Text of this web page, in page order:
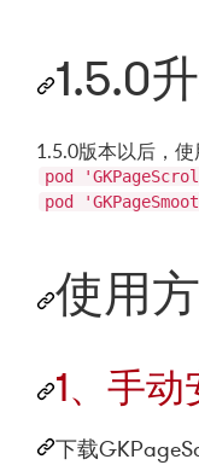
1.5.0
1.5.0版本以后，
pod
pod
使用
1、手动
下载